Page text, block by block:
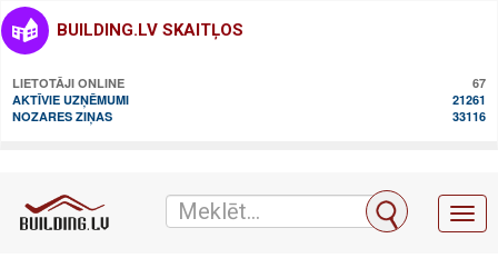
BUILDING.LV SKAITĻOS
LIETOTĀJI ONLINE
67
AKTĪVIE UZŅĒMUMI
21261
NOZARES ZIŅAS
33116